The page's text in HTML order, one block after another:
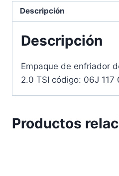
Descripción
Descripción
Empaque de enfriador
2.0 TSI código: 06J 117
Productos